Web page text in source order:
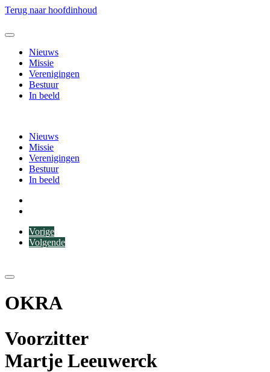
Terug naar hoofdinhoud
Nieuws
Missie
Verenigingen
Bestuur
In beeld
Nieuws
Missie
Verenigingen
Bestuur
In beeld
Vorige
Volgende
OKRA
Voorzitter
Martje Leeuwerck